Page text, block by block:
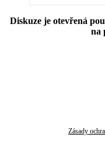
Diskuze je otevřená
na
Zásady